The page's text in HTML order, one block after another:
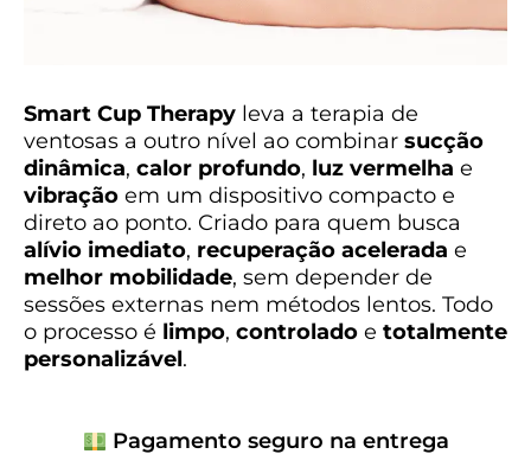
Smart Cup Therapy leva a terapia de
ventosas a outro nível ao combinar sucção
dinâmica, calor profundo, luz vermelha e
vibração em um dispositivo compacto e
direto ao ponto. Criado para quem busca
alívio imediato, recuperação acelerada e
melhor mobilidade, sem depender de
sessões externas nem métodos lentos. Todo
o processo é limpo, controlado e totalmente
personalizável.
Pagamento seguro na entrega